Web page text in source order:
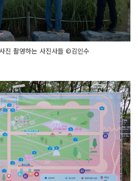
진 촬영하는 사진사들 ©김인수